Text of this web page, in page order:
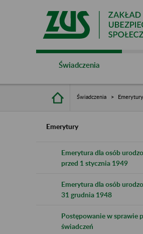
Świadczenia
Świadczenia Emerytury
Emerytury
Emerytura dla osób
przed 1 stycznia 1949
Emerytura dla osób
31 grudnia 1948
Postępowanie w sprawie
świadczeń